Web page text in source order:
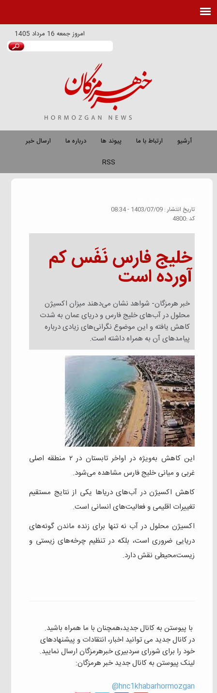
امروزجمعه 16 مرداد 1405
آرشیو ارتباط با ما پیوند ها درباره ما
ارسال خبر
RSS
تاريخ انتشار : 1403/07/09 - 08:34
كد :4800
خلیج فارس نَفَس کم
آورده است
خبر هرمزگان- شواهد نشان می‌دهند میزان اکسیژن
محلول در آب‌های خلیج فارس و دریای عمان به شدت
کاهش یافته و این موضوع نگرانی‌های زیادی درباره
پیامدهای آن به همراه داشته است.
این کاهش به‌ویژه در اواخر تابستان در ۲ منطقه اصلی
غربی و میانی خلیج فارس مشاهده می‌شود.
کاهش اکسیژن در آب‌های دریاها یکی از نتایج مستقیم
تغییرات اقلیمی و فعالیت‌های انسانی است.
اکسیژن محلول در آب نه تنها برای زنده ماندن گونه‌های
دریایی ضروری است، بلکه در تنظیم چرخه‌های زیستی و
زیست‌محیطی نقش دارد.
با پیوستن به کانال جدید،همچنان با ما همراه باشید.
در کانال جدید می توانید اخبار، انتقادات و پیشنهادهای
خود را برای شورای سردبیری خبرهرمزگان ارسال نمایید.
لینک پیوستن به کانال جدید خبر هرمزگان:
hnc1khabarhormozgan@